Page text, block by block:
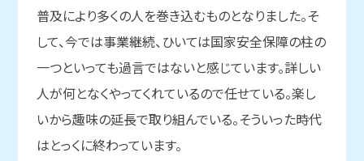
普及により多くの人を巻き込むものとなりました。そ
して、今では事業継続、ひいては国家安全保障の柱の
一つといっても過言ではないと感じています。詳しい
人が何となくやってくれているので任せている。楽し
いから趣味の延長で取り組んでいる。そういった時代
はとっくに終わっています。